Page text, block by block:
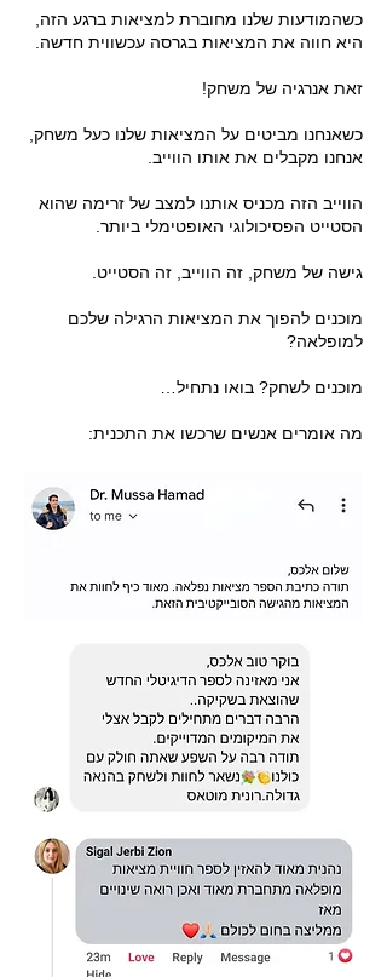
כשהמודעות שלנו מחוברת למציאות ברגע הזה,
היא חווה את המציאות בגרסה עכשווית חדשה.
זאת אנרגיה של משחק!
כשאנחנו מביטים על המציאות שלנו כעל משחק,
אנחנו מקבלים את אותו הווייב.
הווייב הזה מכניס אותנו למצב של זרימה שהוא
הסטייט הפסיכולוגי האופטימלי ביותר.
גישה של משחק, זה הווייב, זה הסטייט.
מוכנים להפוך את המציאות הרגילה שלכם
למופלאה?
מוכנים לשחק? בואו נתחיל…
מה אומרים אנשים שרכשו את התכנית: